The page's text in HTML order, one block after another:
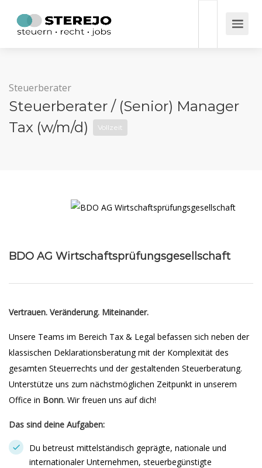
Steuerberater
Steuerberater / (Senior) Manager
Tax (w/m/d)
Vollzeit
BDO AG Wirtschaftsprüfungsgesellschaft
Vertrauen. Veränderung. Miteinander.
Unsere Teams im Bereich Tax & Legal befassen sich neben der
klassischen Deklarationsberatung mit der Komplexität des
gesamten Steuerrechts und der gestaltenden Steuerberatung.
Unterstütze uns zum nächstmöglichen Zeitpunkt in unserem
Office in Bonn. Wir freuen uns auf dich!
Das sind deine Aufgaben:
Du betreust mittelständisch geprägte, nationale und
internationaler Unternehmen, steuerbegünstigte